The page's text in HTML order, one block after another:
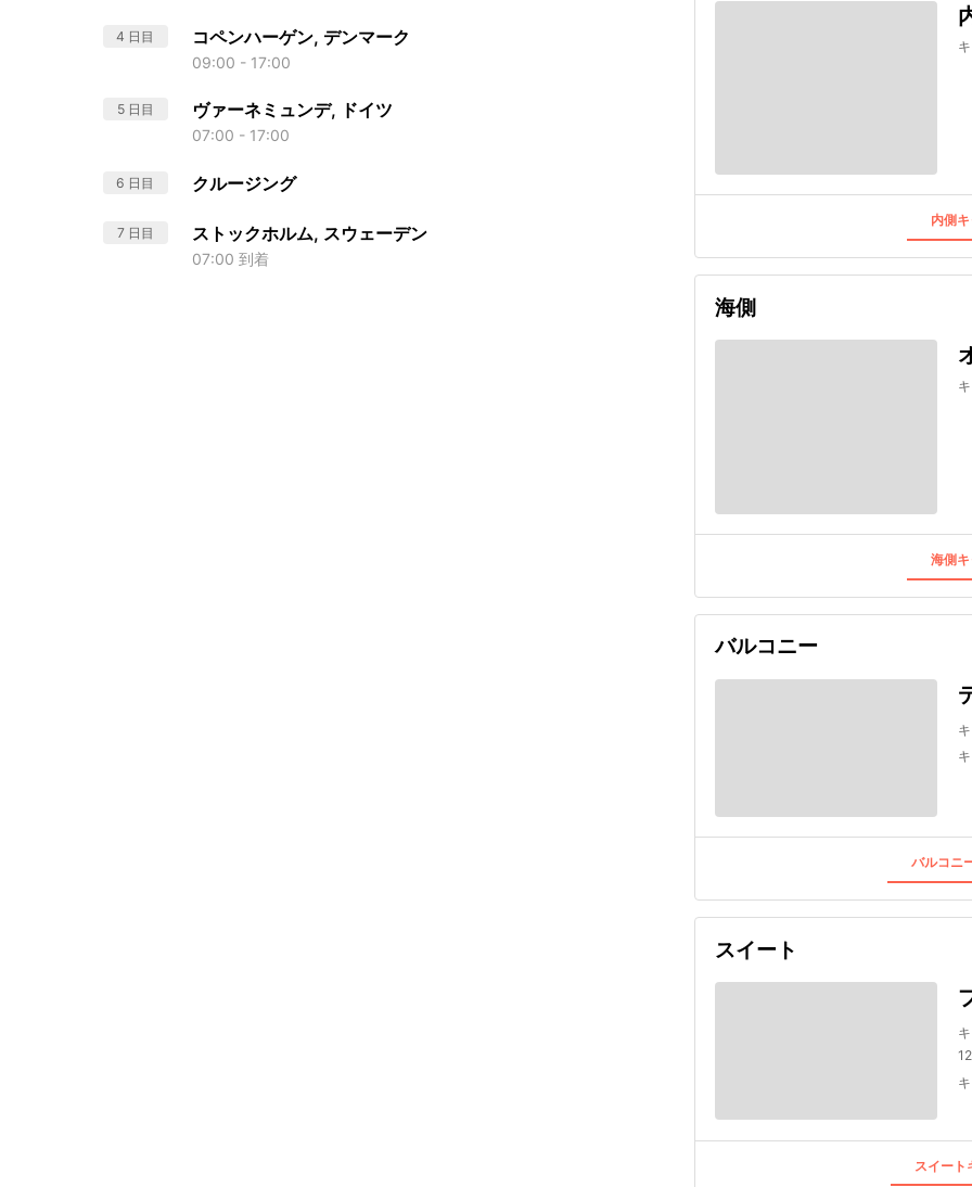
4 日目 コペンハーゲン, デンマーク
09:00 - 17:00
5 日目 ヴァーネミュンデ, ドイツ
07:00 - 17:00
6 日目 クルージング
7 日目 ストックホルム, スウェーデン
07:00 到着
内側
海側
海側
バルコニー
バルコニ
スイート
スイー